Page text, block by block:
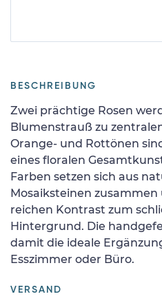
BESCHREIBUNG
Zwei prächtige Rosen
Blumenstrauß zu
Orange- und Rottönen
eines floralen
Farben setzen sich aus
Mosaiksteinen
reichen Kontrast zum
Hintergrund. Die
damit die ideale
Esszimmer oder Büro.
VERSAND